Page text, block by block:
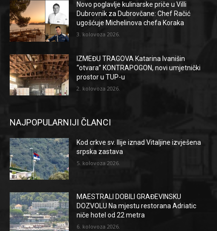
Novo poglavlje kulinarske priče u Villi
Dubrovnik za Dubrovčane: Chef Račić
ugošćuje Michelinova chefa Koraka
3. kolovoza 2026.
IZMEĐU TRAGOVA Katarina Ivanišin
“otvara” KONTRAPOGON, novi umjetnički
prostor u TUP-u
2. kolovoza 2026.
NAJPOPULARNIJI ČLANCI
Kod crkve sv. Ilije iznad Vitaljine izvješena
srpska zastava
5. kolovoza 2026.
MAESTRALI DOBILI GRAĐEVINSKU
DOZVOLU Na mjestu restorana Adriatic
niče hotel od 22 metra
6. kolovoza 2026.